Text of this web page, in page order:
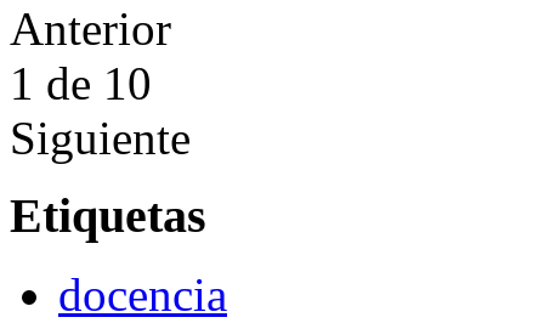
Anterior
1 de 10
Siguiente
Etiquetas
docencia